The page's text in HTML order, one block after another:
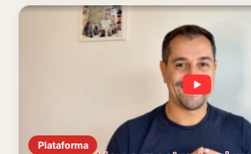
Plataforma